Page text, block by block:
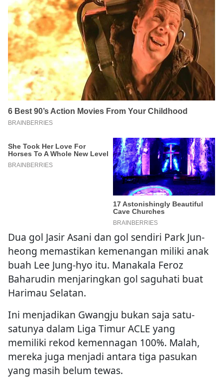
Dua gol Jasir Asani dan gol sendiri Park Jun-
heong memastikan kemenangan miliki anak
buah Lee Jung-hyo itu. Manakala Feroz
Baharudin menjaringkan gol saguhati buat
Harimau Selatan.
Ini menjadikan Gwangju bukan saja satu-
satunya dalam Liga Timur ACLE yang
memiliki rekod kemennagan 100%. Malah,
mereka juga menjadi antara tiga pasukan
yang masih belum tewas.